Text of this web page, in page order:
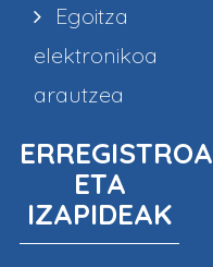
Egoitza
elektronikoa
arautzea
ERREGISTROA
ETA
IZAPIDEAK